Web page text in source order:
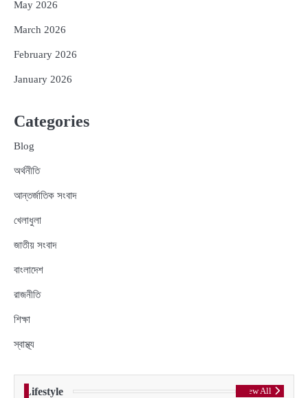
May 2026
March 2026
February 2026
January 2026
Categories
Blog
অর্থনীতি
আন্তর্জাতিক সংবাদ
খেলাধুলা
জাতীয় সংবাদ
বাংলাদেশ
রাজনীতি
শিক্ষা
স্বাস্থ্য
Lifestyle View All